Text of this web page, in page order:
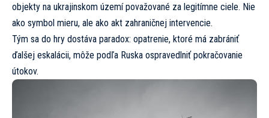
objekty na ukrajinskom území považované za legitímne ciele. Nie
ako symbol mieru, ale ako akt zahraničnej intervencie.
Tým sa do hry dostáva paradox: opatrenie, ktoré má zabrániť
ďalšej eskalácii, môže podľa Ruska ospravedlniť pokračovanie
útokov.